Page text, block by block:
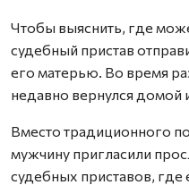
Чтобы выяснить, где
судебный пристав
его матерью. Во время
недавно вернулся домой
Вместо традиционного
мужчину пригласили
судебных приставов, где